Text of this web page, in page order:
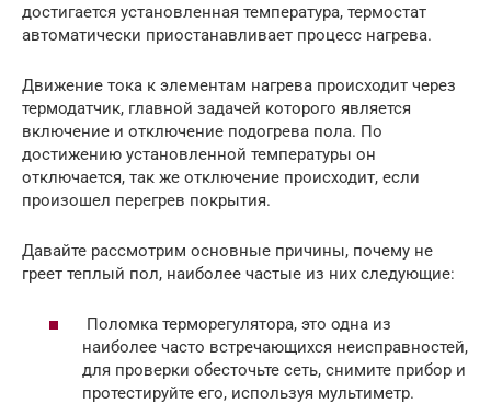
достигается установленная температура, термостат
автоматически приостанавливает процесс нагрева.
Движение тока к элементам нагрева происходит через
термодатчик, главной задачей которого является
включение и отключение подогрева пола. По
достижению установленной температуры он
отключается, так же отключение происходит, если
произошел перегрев покрытия.
Давайте рассмотрим основные причины, почему не
греет теплый пол, наиболее частые из них следующие:
Поломка терморегулятора, это одна из
наиболее часто встречающихся неисправностей,
для проверки обесточьте сеть, снимите прибор и
протестируйте его, используя мультиметр.